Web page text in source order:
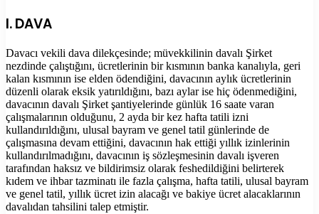
I. DAVA
Davacı vekili dava dilekçesinde; müvekkilinin davalı Şirket
nezdinde çalıştığını, ücretlerinin bir kısmının banka kanalıyla, geri
kalan kısmının ise elden ödendiğini, davacının aylık ücretlerinin
düzenli olarak eksik yatırıldığını, bazı aylar ise hiç ödenmediğini,
davacının davalı Şirket şantiyelerinde günlük 16 saate varan
çalışmalarının olduğunu, 2 ayda bir kez hafta tatili izni
kullandırıldığını, ulusal bayram ve genel tatil günlerinde de
çalışmasına devam ettiğini, davacının hak ettiği yıllık izinlerinin
kullandırılmadığını, davacının iş sözleşmesinin davalı işveren
tarafından haksız ve bildirimsiz olarak feshedildiğini belirterek
kıdem ve ihbar tazminatı ile fazla çalışma, hafta tatili, ulusal bayram
ve genel tatil, yıllık ücret izin alacağı ve bakiye ücret alacaklarının
davalıdan tahsilini talep etmiştir.